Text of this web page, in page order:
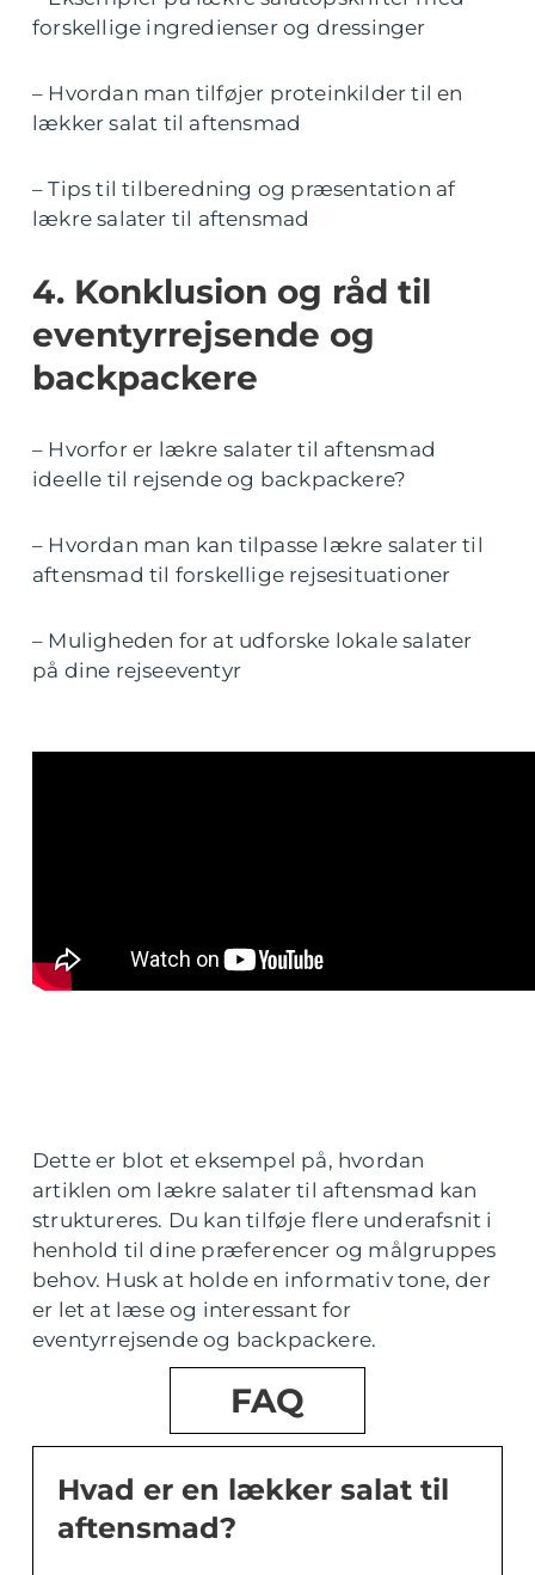
forskellige ingredienser og dressinger
– Hvordan man tilføjer proteinkilder til en
lækker salat til aftensmad
– Tips til tilberedning og præsentation af
lækre salater til aftensmad
4. Konklusion og råd til
eventyrrejsende og
backpackere
– Hvorfor er lækre salater til aftensmad
ideelle til rejsende og backpackere?
– Hvordan man kan tilpasse lækre salater til
aftensmad til forskellige rejsesituationer
– Muligheden for at udforske lokale salater
på dine rejseeventyr
Dette er blot et eksempel på, hvordan
artiklen om lækre salater til aftensmad kan
struktureres. Du kan tilføje flere underafsnit i
henhold til dine præferencer og målgruppes
behov. Husk at holde en informativ tone, der
er let at læse og interessant for
eventyrrejsende og backpackere.
FAQ
Hvad er en lækker salat til
aftensmad?